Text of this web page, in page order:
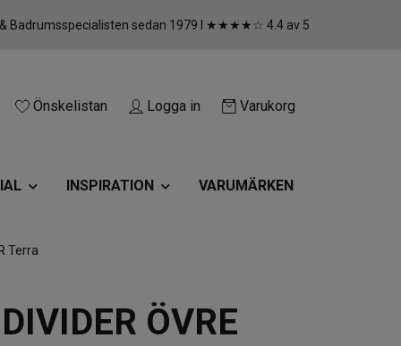
Badrumsspecialisten sedan 1979 I ★★★★☆ 4.4 av 5
Önskelistan Logga in Varukorg
INSPIRATION VARUMÄRKEN
Terra
ÖVRE